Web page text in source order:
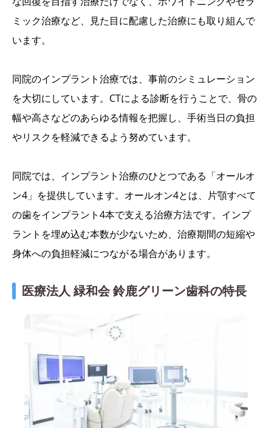
ミック治療など、見た目に配慮した治療にも取り組んで
います。
同院のインプラント治療では、事前のシミュレーション
を大切にしています。CTによる診断を行うことで、骨の
幅や高さなどのあらゆる情報を把握し、手術当日の負担
やリスクを軽減できるよう努めています。
同院では、インプラント治療のひとつである「オールオ
ン4」を提供しています。オールオン4とは、片顎すべて
の歯をインプラント4本で支える治療方法です。インプ
ラントを埋め込む本数が少ないため、治療期間の短縮や
身体への負担軽減につながる場合があります。
医療法人 緑和会 鈴鹿グリーン歯科の特長